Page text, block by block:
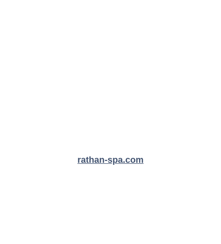
rathan-spa.com